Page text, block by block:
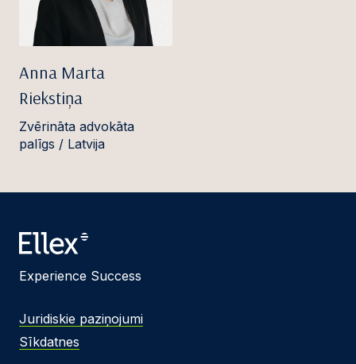
Anna Marta
Riekstiņa
Zvērināta advokāta
palīgs / Latvija
Experience Success
Juridiskie paziņojumi
Sīkdatnes